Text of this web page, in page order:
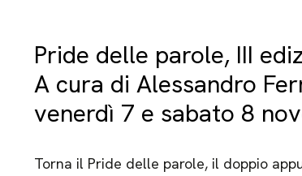
Pride delle parole, III
A cura di Alessandro
venerdì 7 e sabato 8
Torna il Pride delle parole, il doppio